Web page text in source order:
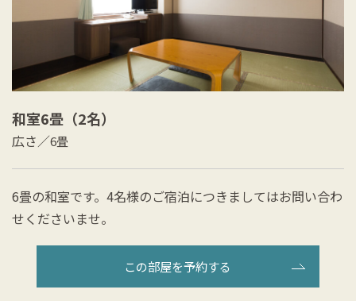
和室6畳（2名）
広さ／6畳
6畳の和室です。4名様のご宿泊につきましてはお問い合わ
せくださいませ。
この部屋を予約する